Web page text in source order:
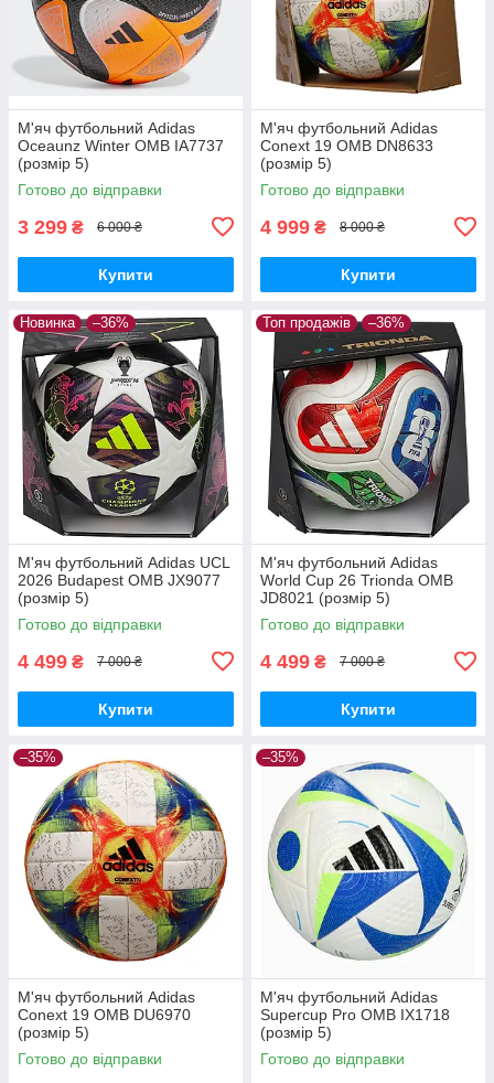
М'яч футбольний Adidas
Oceaunz Winter OMB IA7737
(розмір 5)
Готово до відправки
3 299 ₴ 6 000 ₴
Купити
М'яч футбольний Adidas
Conext 19 OMB DN8633
(розмір 5)
Готово до відправки
4 999 ₴ 8 000 ₴
Купити
Новинка –36%
М'яч футбольний Adidas UCL
2026 Budapest OMB JX9077
(розмір 5)
Готово до відправки
4 499 ₴ 7 000 ₴
Купити
Топ продажів –36%
М'яч футбольний Adidas
World Cup 26 Trionda OMB
JD8021 (розмір 5)
Готово до відправки
4 499 ₴ 7 000 ₴
Купити
–35%
М'яч футбольний Adidas
Conext 19 OMB DU6970
(розмір 5)
Готово до відправки
–35%
М'яч футбольний Adidas
Supercup Pro OMB IX1718
(розмір 5)
Готово до відправки